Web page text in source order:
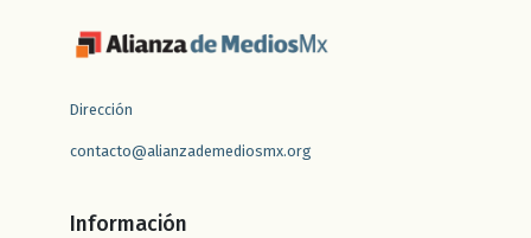
Dirección
contacto@alianzademediosmx.org
Información